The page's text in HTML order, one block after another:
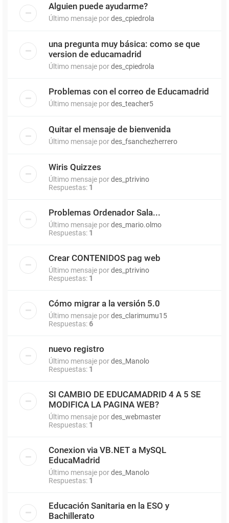
Alguien puede ayudarme?
Último mensaje pordes_cpiedrola
una pregunta muy básica: como se que
version de educamadrid
Último mensaje pordes_cpiedrola
Problemas con el correo de Educamadrid
Último mensaje pordes_teacher5
Quitar el mensaje de bienvenida
Último mensaje pordes_fsanchezherrero
Wiris Quizzes
Último mensaje pordes_ptrivino
Respuestas: 1
Problemas Ordenador Sala...
Último mensaje pordes_mario.olmo
Respuestas: 1
Crear CONTENIDOS pag web
Último mensaje pordes_ptrivino
Respuestas: 1
Cómo migrar a la versión 5.0
Último mensaje pordes_clarimumu15
Respuestas: 6
nuevo registro
Último mensaje pordes_Manolo
Respuestas: 1
SI CAMBIO DE EDUCAMADRID 4 A 5 SE
MODIFICA LA PAGINA WEB?
Último mensaje pordes_webmaster
Respuestas: 1
Conexion via VB.NET a MySQL
EducaMadrid
Último mensaje pordes_Manolo
Respuestas: 1
Educación Sanitaria en la ESO y
Bachillerato